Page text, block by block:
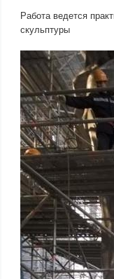
Работа ведется
скульптуры